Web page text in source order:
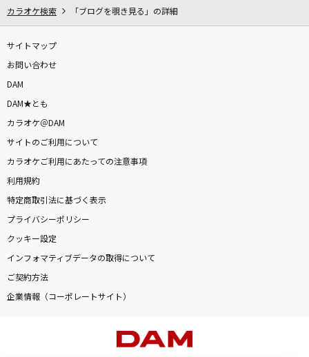
カラオケ検索 「ブログを覗き見る」の詳細
サイトマップ
お問い合わせ
DAM
DAM★とも
カラオケ＠DAM
サイトのご利用について
カラオケご利用にあたっての注意事項
利用規約
特定商取引法に基づく表示
プライバシーポリシー
クッキー設定
インフォマティブデータの取得について
ご契約方法
企業情報（コーポレートサイト）